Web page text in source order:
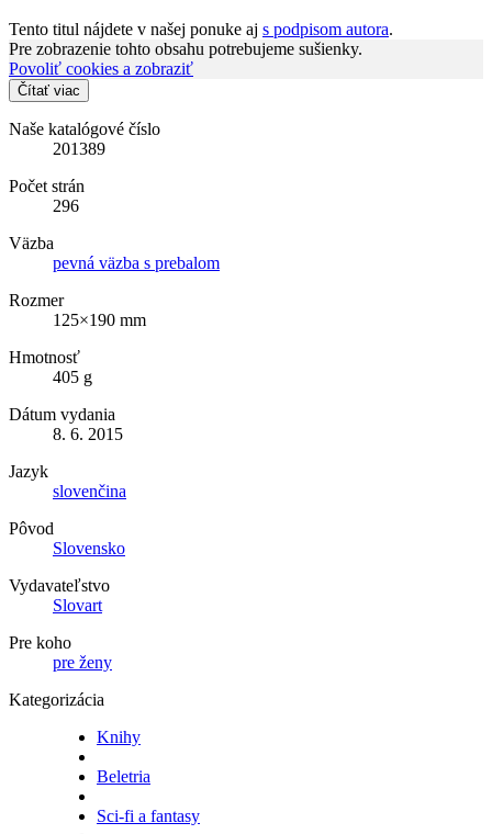
Tento titul nájdete v našej ponuke aj s podpisom autora.
Pre zobrazenie tohto obsahu potrebujeme sušienky.
Povoliť cookies a zobraziť
Čítať viac
Naše katalógové číslo
201389
Počet strán
296
Väzba
pevná väzba s prebalom
Rozmer
125×190 mm
Hmotnosť
405 g
Dátum vydania
8. 6. 2015
Jazyk
slovenčina
Pôvod
Slovensko
Vydavateľstvo
Slovart
Pre koho
pre ženy
Kategorizácia
Knihy
Beletria
Sci-fi a fantasy